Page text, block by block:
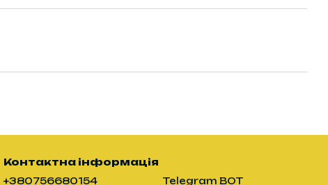
Контактна інформація
+380756680154 Telegram BOT